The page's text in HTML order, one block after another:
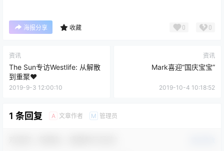
海报分享 收藏 0 0
资讯
The Sun专访Westlife: 从解散
到重聚❤️​​
2019-9-3 12:00:10
资讯
Mark喜迎“国庆宝宝”
2019-10-4 10:18:52
1 条回复 A 文章作者 M 管理员